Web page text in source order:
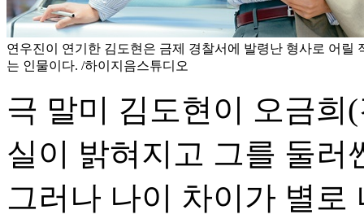
연우진이 연기한 김도현은 금제 경찰서에 발령난 형사로 어릴
는 인물이다. /하이지음스튜디오
극 말미 김도현이 오금희
실이 밝혀지고 그를 둘러
그러나 나이 차이가 별로